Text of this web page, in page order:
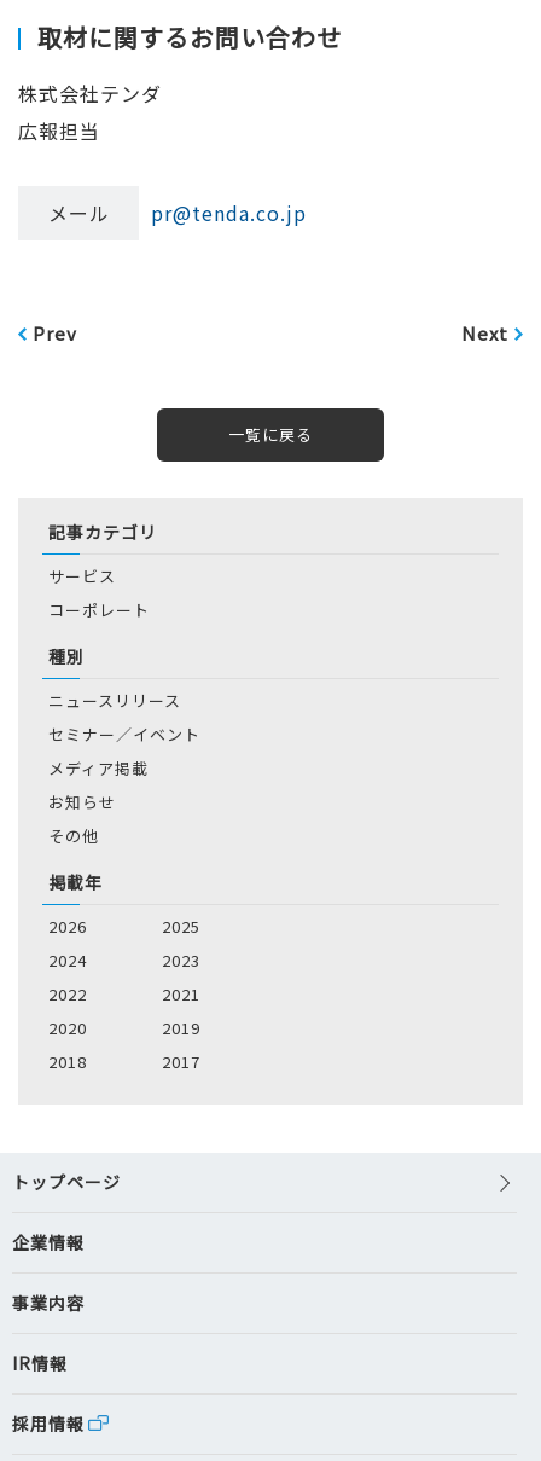
取材に関するお問い合わせ
株式会社テンダ
広報担当
メール pr@tenda.co.jp
Prev Next
一覧に戻る
記事カテゴリ
サービス
コーポレート
種別
ニュースリリース
セミナー／イベント
メディア掲載
お知らせ
その他
掲載年
2026
2025
2024
2023
2022
2021
2020
2019
2018
2017
トップページ
企業情報
事業内容
IR情報
採用情報